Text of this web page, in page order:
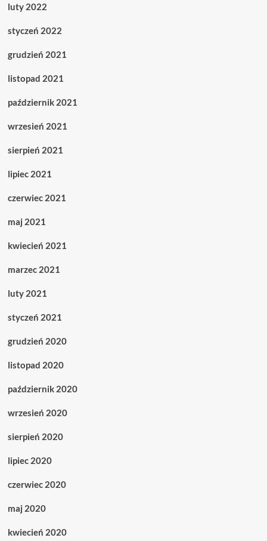
luty 2022
styczeń 2022
grudzień 2021
listopad 2021
październik 2021
wrzesień 2021
sierpień 2021
lipiec 2021
czerwiec 2021
maj 2021
kwiecień 2021
marzec 2021
luty 2021
styczeń 2021
grudzień 2020
listopad 2020
październik 2020
wrzesień 2020
sierpień 2020
lipiec 2020
czerwiec 2020
maj 2020
kwiecień 2020